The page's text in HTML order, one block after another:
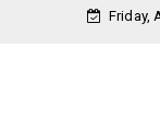
Friday,